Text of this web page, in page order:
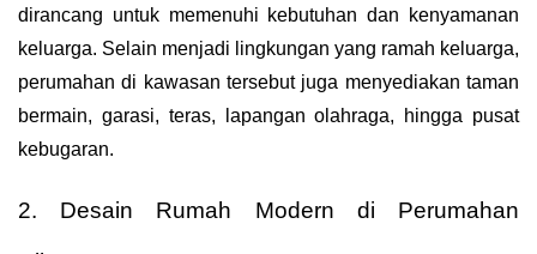
dirancang untuk memenuhi kebutuhan dan kenyamanan
keluarga. Selain menjadi lingkungan yang ramah keluarga,
perumahan di kawasan tersebut juga menyediakan taman
bermain, garasi, teras, lapangan olahraga, hingga pusat
kebugaran.
2. Desain Rumah Modern di Perumahan